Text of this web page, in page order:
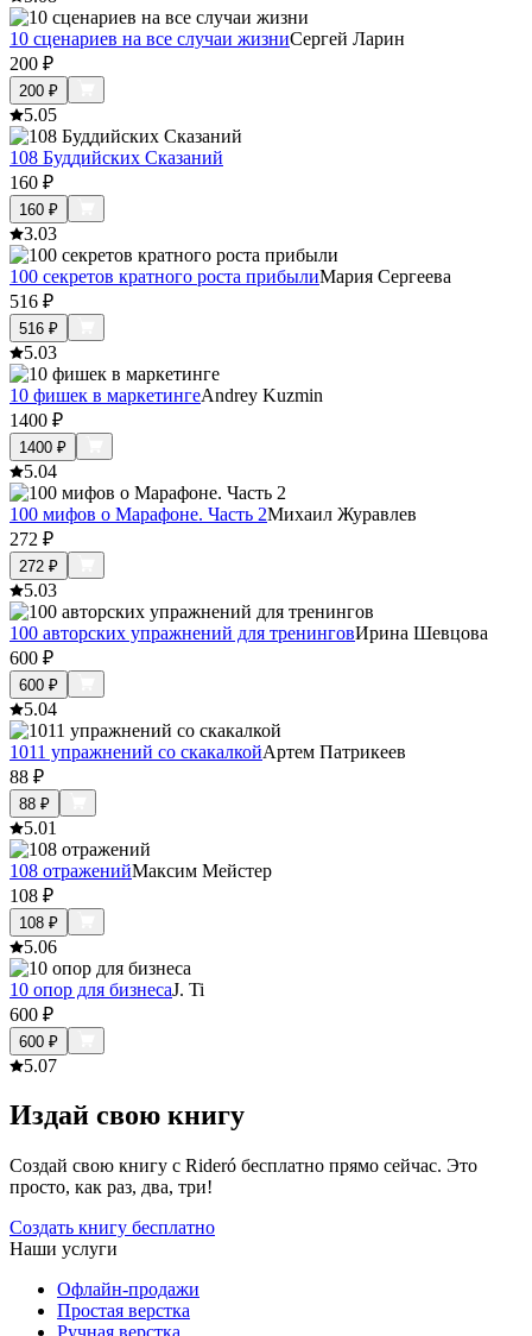
10 сценариев на все случаи жизниСергей Ларин
200 ₽
200 ₽
5.05
108 Буддийских Сказаний
160 ₽
160 ₽
3.03
100 секретов кратного роста прибылиМария Сергеева
516 ₽
516 ₽
5.03
10 фишек в маркетингеAndrey Kuzmin
1400 ₽
1400 ₽
5.04
100 мифов о Марафоне. Часть 2Михаил Журавлев
272 ₽
272 ₽
5.03
100 авторских упражнений для тренинговИрина Шевцова
600 ₽
600 ₽
5.04
1011 упражнений со скакалкойАртем Патрикеев
88 ₽
88 ₽
5.01
108 отраженийМаксим Мейстер
108 ₽
108 ₽
5.06
10 опор для бизнесаJ. Ti
600 ₽
600 ₽
5.07
Издай свою книгу
Создай свою книгу с Rideró бесплатно прямо сейчас. Это
просто, как раз, два, три!
Создать книгу бесплатно
Наши услуги
Офлайн-продажи
Простая верстка